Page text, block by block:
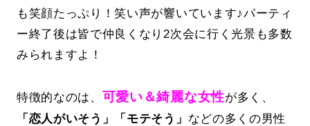
も笑顔たっぷり！笑い声が響いています♪パーティ
ー終了後は皆で仲良くなり2次会に行く光景も多数
みられますよ！
特徴的なのは、 可愛い＆綺麗な女性が多く、
「恋人がいそう」「モテそう」 などの多くの男性